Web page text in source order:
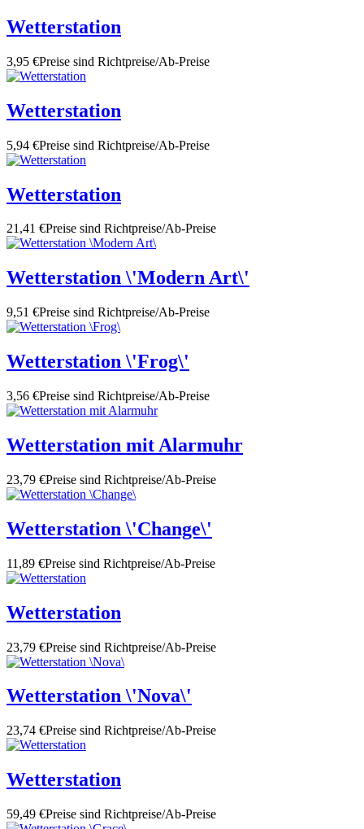
Wetterstation
3,95 €Preise sind Richtpreise/Ab-Preise
Wetterstation
5,94 €Preise sind Richtpreise/Ab-Preise
Wetterstation
21,41 €Preise sind Richtpreise/Ab-Preise
Wetterstation \'Modern Art\'
9,51 €Preise sind Richtpreise/Ab-Preise
Wetterstation \'Frog\'
3,56 €Preise sind Richtpreise/Ab-Preise
Wetterstation mit Alarmuhr
23,79 €Preise sind Richtpreise/Ab-Preise
Wetterstation \'Change\'
11,89 €Preise sind Richtpreise/Ab-Preise
Wetterstation
23,79 €Preise sind Richtpreise/Ab-Preise
Wetterstation \'Nova\'
23,74 €Preise sind Richtpreise/Ab-Preise
Wetterstation
59,49 €Preise sind Richtpreise/Ab-Preise